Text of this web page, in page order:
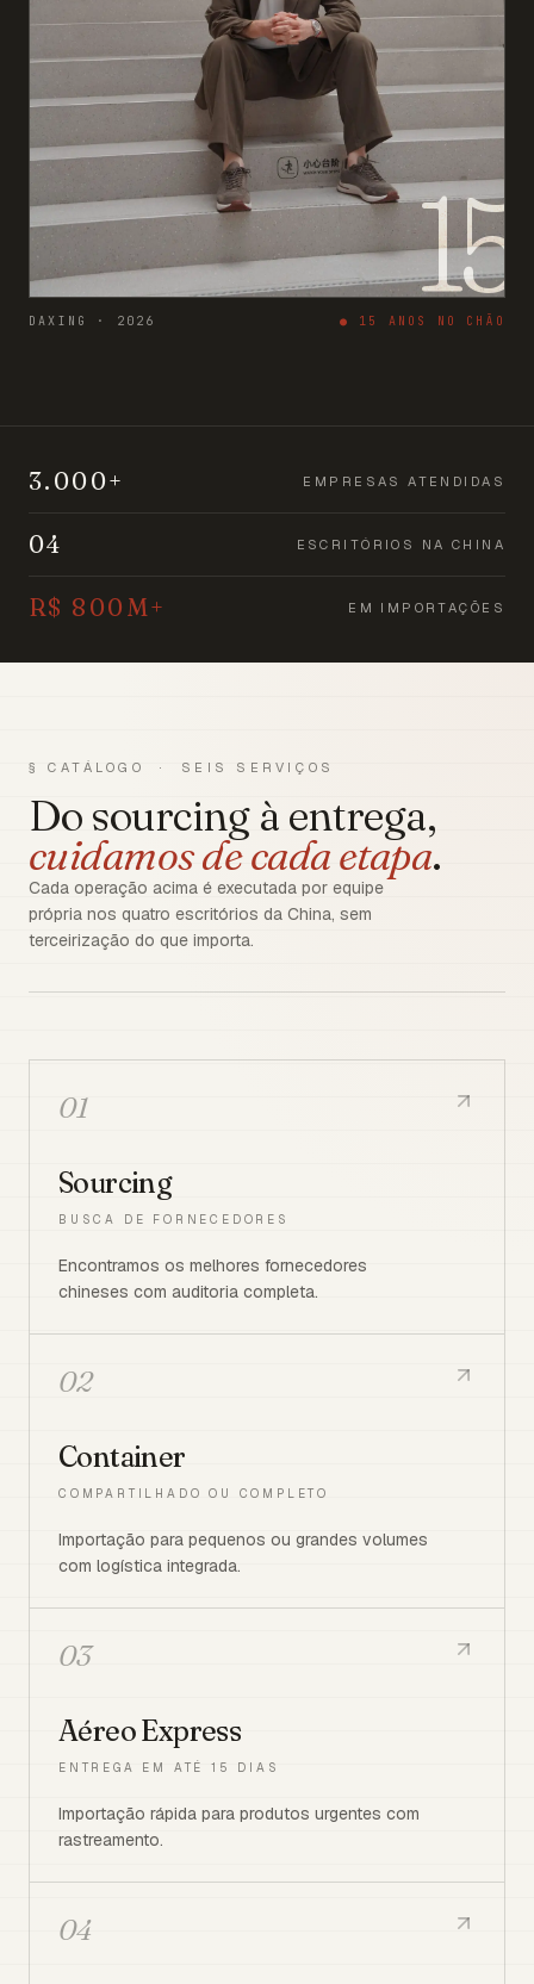
15
DAXING · 2026 ● 15 ANOS NO CHÃO
3.000+ EMPRESAS ATENDIDAS
04 ESCRITÓRIOS NA CHINA
R$ 800M+ EM IMPORTAÇÕES
§ CATÁLOGO · SEIS SERVIÇOS
Do sourcing à entrega,
cuidamos de cada etapa.
Cada operação acima é executada por equipe
própria nos quatro escritórios da China, sem
terceirização do que importa.
01
Sourcing
BUSCA DE FORNECEDORES
Encontramos os melhores fornecedores
chineses com auditoria completa.
02
Container
COMPARTILHADO OU COMPLETO
Importação para pequenos ou grandes volumes
com logística integrada.
03
Aéreo Express
ENTREGA EM ATÉ 15 DIAS
Importação rápida para produtos urgentes com
rastreamento.
04